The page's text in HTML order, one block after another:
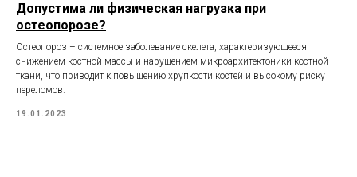
Допустима ли физическая нагрузка при
остеопорозе?
Остеопороз – системное заболевание скелета, характеризующееся
снижением костной массы и нарушением микроархитектоники костной
ткани, что приводит к повышению хрупкости костей и высокому риску
переломов.
19.01.2023